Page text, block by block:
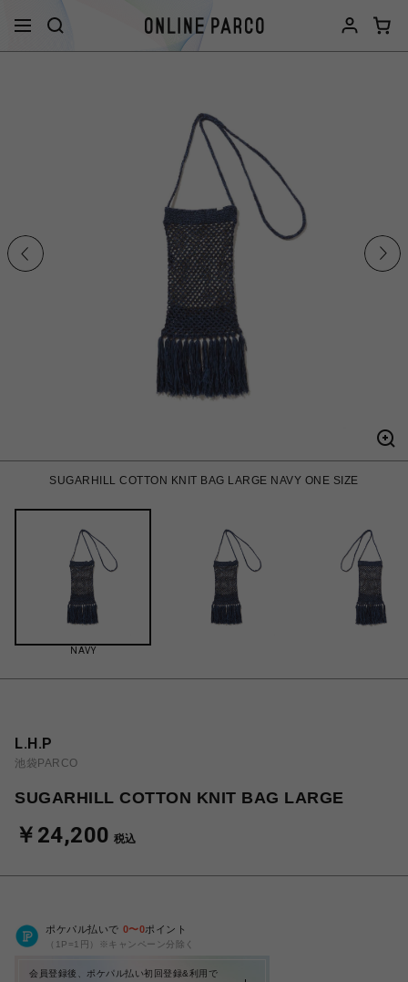
SUGARHILL COTTON KNIT BAG LARGE NAVY ONE SIZE
NAVY
L.H.P
池袋PARCO
SUGARHILL COTTON KNIT BAG LARGE
￥24,200 税込
ポケパル払いで 0〜0ポイント
（1P=1円）※キャンペーン分除く
会員登録後、ポケパル払い初回登録&利用で